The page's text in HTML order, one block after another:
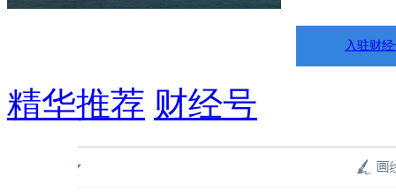
入驻财
精华推荐 财经号